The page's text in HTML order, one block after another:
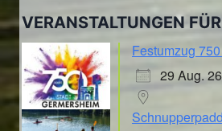
VERANSTALTUNGEN
Festumzug
29 Aug. 26